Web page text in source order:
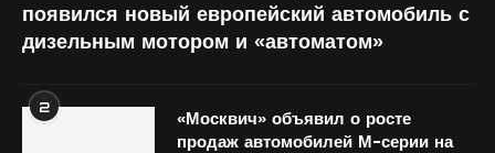
появился новый европейский автомобиль с
дизельным мотором и «автоматом»
2
«Москвич» объявил о росте
продаж автомобилей М-серии на